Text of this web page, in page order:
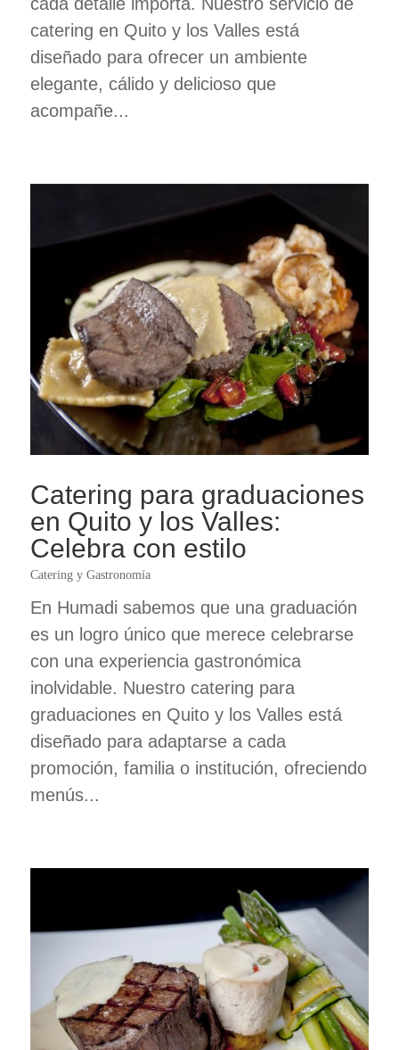
catering en Quito y los Valles está
diseñado para ofrecer un ambiente
elegante, cálido y delicioso que
acompañe...
Catering para graduaciones
en Quito y los Valles:
Celebra con estilo
Catering y Gastronomía
En Humadi sabemos que una graduación
es un logro único que merece celebrarse
con una experiencia gastronómica
inolvidable. Nuestro catering para
graduaciones en Quito y los Valles está
diseñado para adaptarse a cada
promoción, familia o institución, ofreciendo
menús...